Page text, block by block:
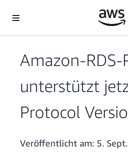
Überspringen zum Hauptinhalt
Amazon-RDS-
unterstützt
Protocol
Veröffentlicht am: 5.